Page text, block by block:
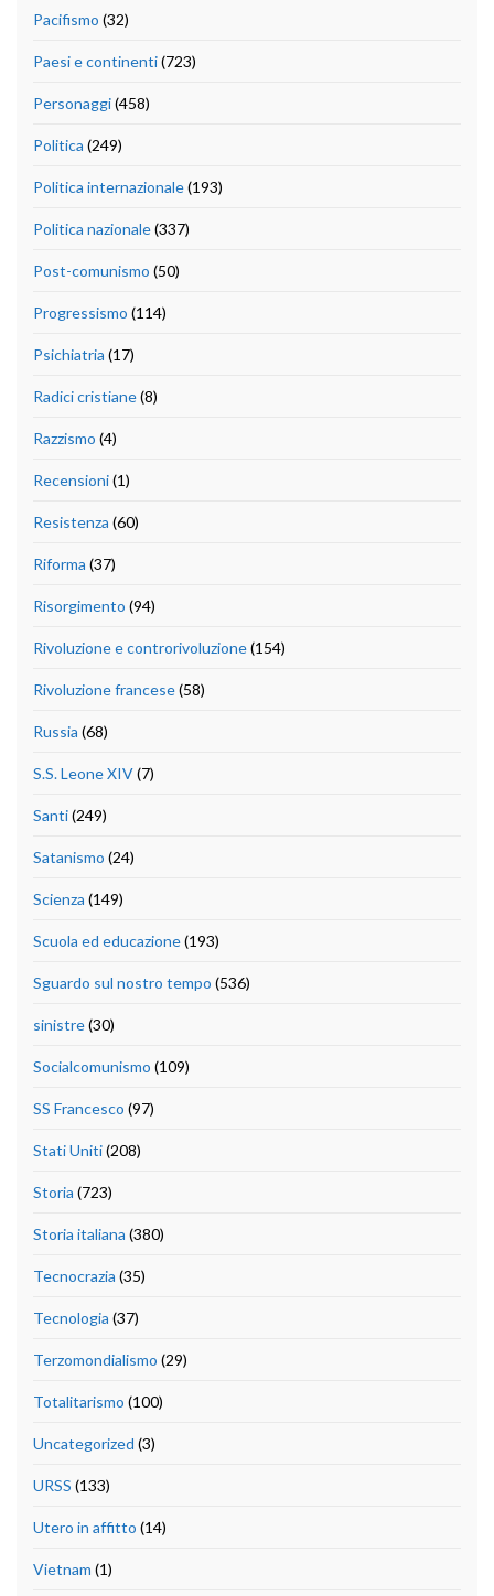
Pacifismo (32)
Paesi e continenti(723)
Personaggi(458)
Politica (249)
Politica internazionale(193)
Politica nazionale(337)
Post-comunismo (50)
Progressismo (114)
Psichiatria (17)
Radici cristiane(8)
Razzismo (4)
Recensioni(1)
Resistenza (60)
Riforma (37)
Risorgimento (94)
Rivoluzione e controrivoluzione(154)
Rivoluzione francese(58)
Russia (68)
S.S. Leone XIV(7)
Santi(249)
Satanismo (24)
Scienza (149)
Scuola ed educazione(193)
Sguardo sul nostro tempo (536)
sinistre(30)
Socialcomunismo (109)
SS Francesco (97)
Stati Uniti(208)
Storia (723)
Storia italiana (380)
Tecnocrazia (35)
Tecnologia (37)
Terzomondialismo (29)
Totalitarismo (100)
Uncategorized (3)
URSS (133)
Utero in affitto (14)
Vietnam (1)